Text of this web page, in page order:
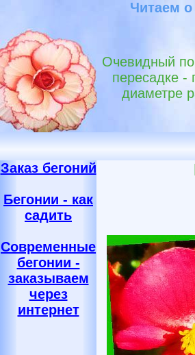
Читаем о
Очевидный
пересадке
диаметре
Заказ бегоний
Бегонии - как
садить
Современные
бегонии -
заказываем
через
интернет